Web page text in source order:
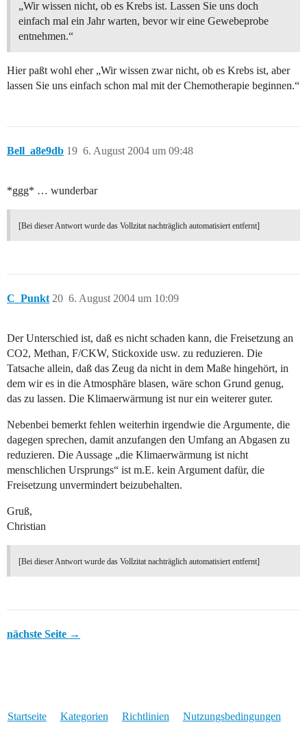
„Wir wissen nicht, ob es Krebs ist. Lassen Sie uns doch
einfach mal ein Jahr warten, bevor wir eine Gewebeprobe
entnehmen.“
Hier paßt wohl eher „Wir wissen zwar nicht, ob es Krebs ist, aber
lassen Sie uns einfach schon mal mit der Chemotherapie beginnen.“
Bell_a8e9db 6. August 2004 um 09:48
19
*ggg* … wunderbar
[Bei dieser Antwort wurde das Vollzitat nachträglich automatisiert entfernt]
C_Punkt 6. August 2004 um 10:09
20
Der Unterschied ist, daß es nicht schaden kann, die Freisetzung an
CO2, Methan, F/CKW, Stickoxide usw. zu reduzieren. Die
Tatsache allein, daß das Zeug da nicht in dem Maße hingehört, in
dem wir es in die Atmosphäre blasen, wäre schon Grund genug,
das zu lassen. Die Klimaerwärmung ist nur ein weiterer guter.
Nebenbei bemerkt fehlen weiterhin irgendwie die Argumente, die
dagegen sprechen, damit anzufangen den Umfang an Abgasen zu
reduzieren. Die Aussage „die Klimaerwärmung ist nicht
menschlichen Ursprungs“ ist m.E. kein Argument dafür, die
Freisetzung unvermindert beizubehalten.
Gruß,
Christian
[Bei dieser Antwort wurde das Vollzitat nachträglich automatisiert entfernt]
nächste Seite →
Startseite Kategorien Richtlinien Nutzungsbedingungen